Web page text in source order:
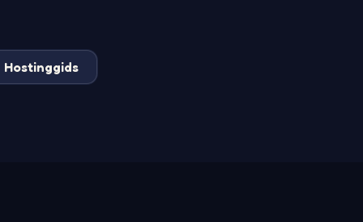
Hostinggids